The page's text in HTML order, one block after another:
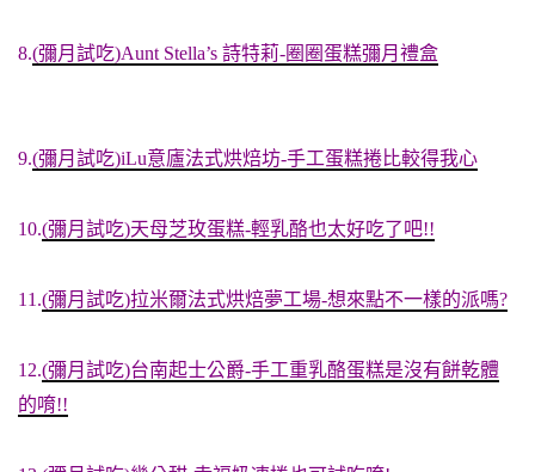
8.(彌月試吃)Aunt Stella’s 詩特莉-圈圈蛋糕彌月禮盒
9.(彌月試吃)iLu意廬法式烘焙坊-手工蛋糕捲比較得我心
10.(彌月試吃)天母芝玫蛋糕-輕乳酪也太好吃了吧!!
11.(彌月試吃)拉米爾法式烘焙夢工場-想來點不一樣的派嗎?
12.(彌月試吃)台南起士公爵-手工重乳酪蛋糕是沒有餅乾體
的唷!!